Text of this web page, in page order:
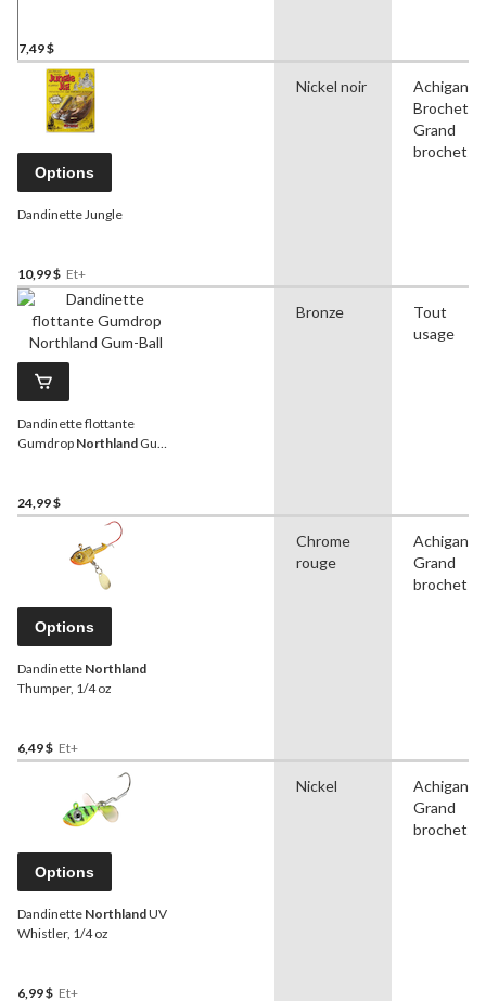
7,49 $
Options
Dandinette Jungle
10,99 $ Et+
Nickel noir
Achigan,
Brochet,
Grand
brochet
Dandinette flottante
Gumdrop Northland Gum-
24,99 $
Bronze
Tout
usage
Options
Dandinette Northland
Thumper, 1/4 oz
6,49 $ Et+
Chrome
rouge
Achigan,
Grand
brochet
Options
Dandinette NorthlandUV
Whistler, 1/4 oz
6,99 $ Et+
Nickel
Achigan,
Grand
brochet